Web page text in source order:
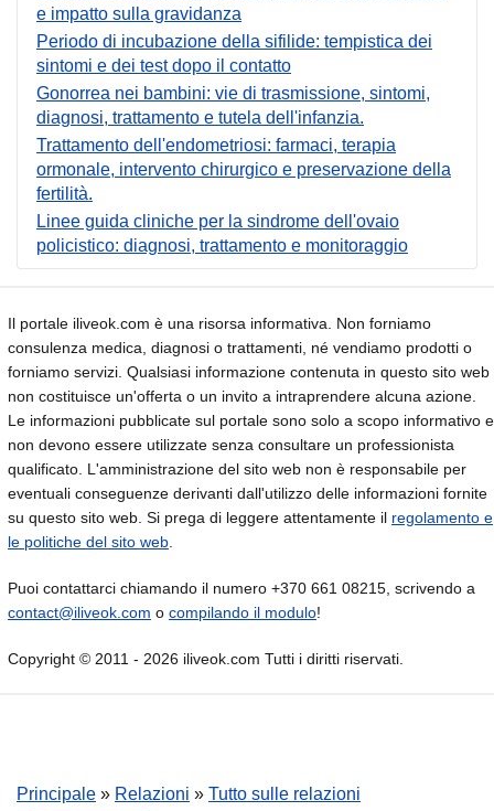
e impatto sulla gravidanza
Periodo di incubazione della sifilide: tempistica dei
sintomi e dei test dopo il contatto
Gonorrea nei bambini: vie di trasmissione, sintomi,
diagnosi, trattamento e tutela dell'infanzia.
Trattamento dell'endometriosi: farmaci, terapia
ormonale, intervento chirurgico e preservazione della
fertilità.
Linee guida cliniche per la sindrome dell'ovaio
policistico: diagnosi, trattamento e monitoraggio
Il portale iliveok.com è una risorsa informativa. Non forniamo
consulenza medica, diagnosi o trattamenti, né vendiamo prodotti o
forniamo servizi. Qualsiasi informazione contenuta in questo sito web
non costituisce un'offerta o un invito a intraprendere alcuna azione.
Le informazioni pubblicate sul portale sono solo a scopo informativo e
non devono essere utilizzate senza consultare un professionista
qualificato. L'amministrazione del sito web non è responsabile per
eventuali conseguenze derivanti dall'utilizzo delle informazioni fornite
su questo sito web. Si prega di leggere attentamente il regolamento e
le politiche del sito web
Puoi contattarci chiamando il numero +370 661 08215, scrivendo a
contact@iliveok.com o compilando il modulo!
Copyright © 2011 - 2026 iliveok.com Tutti i diritti riservati.
Principale » Relazioni » Tutto sulle relazioni